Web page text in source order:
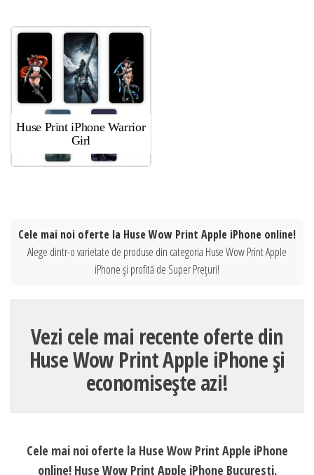
Huse Print iPhone Warrior
Girl
Cele mai noi oferte la Huse Wow Print Apple iPhone online!
Alege dintr-o varietate de produse din categoria Huse Wow Print Apple
iPhone și profită de Super Prețuri!
Vezi cele mai recente oferte din
Huse Wow Print Apple iPhone și
economisește azi!
Cele mai noi oferte la Huse Wow Print Apple iPhone
online! Huse Wow Print Apple iPhone Bucuresti.